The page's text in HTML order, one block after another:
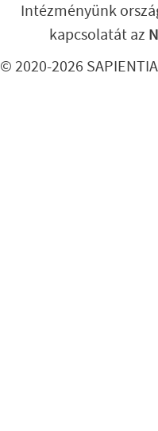
© 2020-2026 SAPIENTIA
Intézményünk
kapcsolatát az